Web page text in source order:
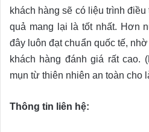
khách hàng sẽ có liệu trình
quả mang lại là tốt nhất. Hơn
đây luôn đạt chuẩn quốc tế,
khách hàng đánh giá rất cao.
mụn từ thiên nhiên an toàn cho
Thông tin liên hệ: